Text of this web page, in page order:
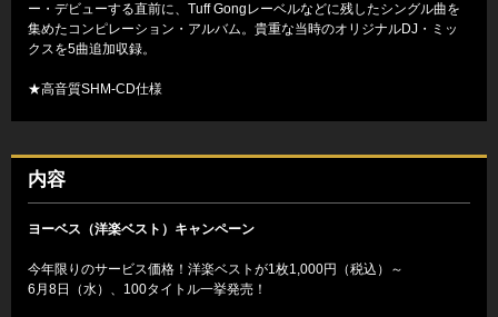
ー・デビューする直前に、Tuff Gongレーベルなどに残したシングル曲を
集めたコンピレーション・アルバム。貴重な当時のオリジナルDJ・ミッ
クスを5曲追加収録。
★高音質SHM-CD仕様
内容
ヨーベス（洋楽ベスト）キャンペーン
今年限りのサービス価格！洋楽ベストが1枚1,000円（税込）～
6月8日（水）、100タイトル一挙発売！